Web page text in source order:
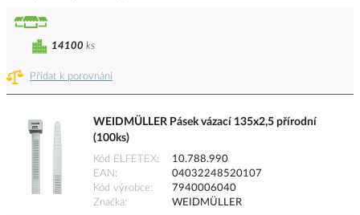
Přidat k porovnání
14100 ks
WEIDMÜLLER Pásek vázací 135x2,5 přírodní
(100ks)
Kód ELFETEX
10.788.990
EAN
04032248520107
Kód výrobce
7940006040
Značka
WEIDMÜLLER